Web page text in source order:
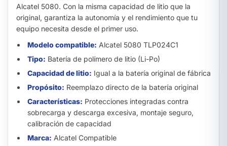
Alcatel 5080. Con la misma capacidad de litio que la
original, garantiza la autonomía y el rendimiento que tu
equipo necesita desde el primer uso.
Modelo compatible: Alcatel 5080 TLP024C1
Tipo: Batería de polímero de litio (Li-Po)
Capacidad de litio: Igual a la batería original de fábrica
Propósito: Reemplazo directo de la batería original
Características: Protecciones integradas contra
sobrecarga y descarga excesiva, montaje seguro,
calibración de capacidad
Marca: Alcatel Compatible